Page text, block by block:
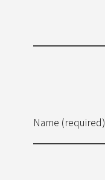
Name (required)